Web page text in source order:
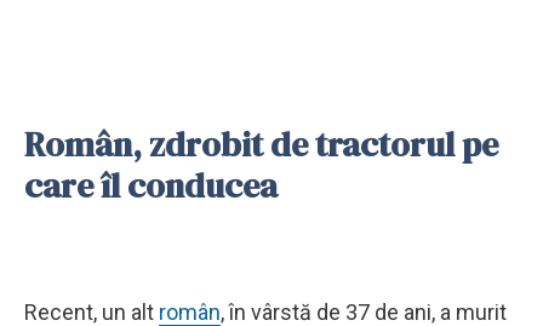
Român, zdrobit de tractorul pe
care îl conducea
Recent, un alt român, în vârstă de 37 de ani, a murit